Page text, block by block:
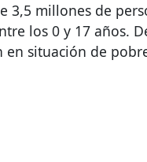
3,5 millones de
los 0 y 17 años.
en situación de